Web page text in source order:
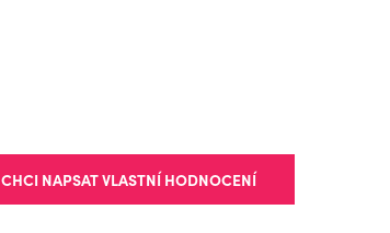
CHCI NAPSAT VLASTNÍ HODNOCENÍ